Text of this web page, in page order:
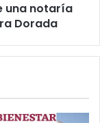
una notaría
Dorada